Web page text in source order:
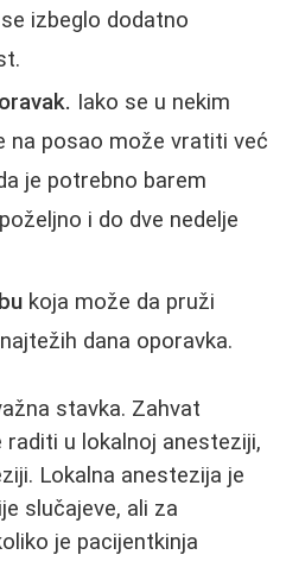
izbeglo dodatno
Iako se u nekim
na posao može vratiti već
je potrebno barem
i do dve nedelje
koja može da pruži
dana oporavka.
stavka. Zahvat
raditi u lokalnoj anesteziji,
Lokalna anestezija je
slučajeve, ali za
je pacijentkinja